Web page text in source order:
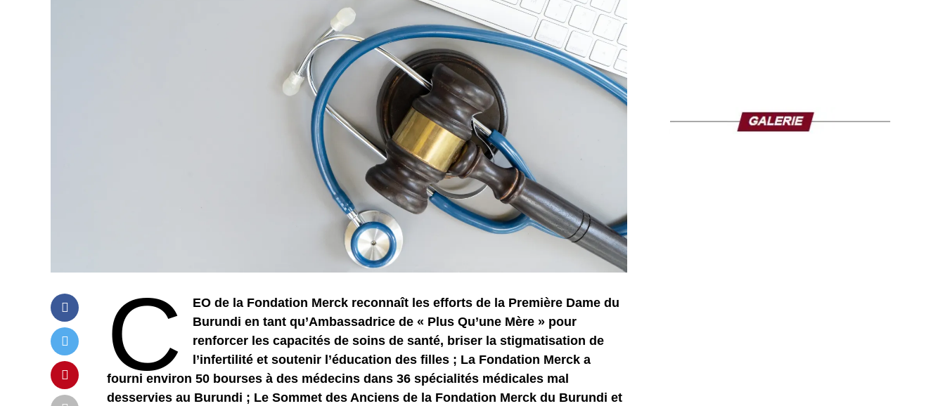
C
EO de la Fondation Merck reconnaît les efforts de la Première Dame du
Burundi en tant qu’Ambassadrice de « Plus Qu’une Mère » pour
renforcer les capacités de soins de santé, briser la stigmatisation de
l’infertilité et soutenir l’éducation des filles ; La Fondation Merck a
fourni environ 50 bourses à des médecins dans 36 spécialités médicales mal
desservies au Burundi ; Le Sommet des Anciens de la Fondation Merck du Burundi et